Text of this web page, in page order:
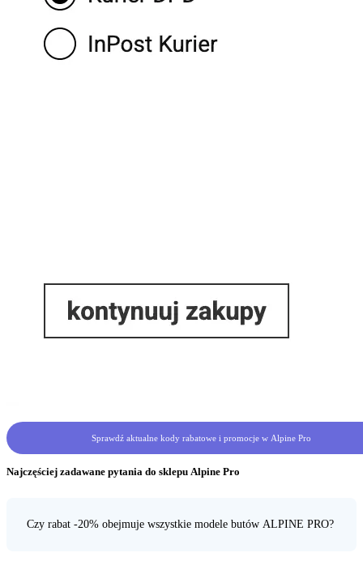
Sprawdź aktualne kody rabatowe i promocje w Alpine Pro
Najczęściej zadawane pytania do sklepu Alpine Pro
Czy rabat -20% obejmuje wszystkie modele butów ALPINE PRO?